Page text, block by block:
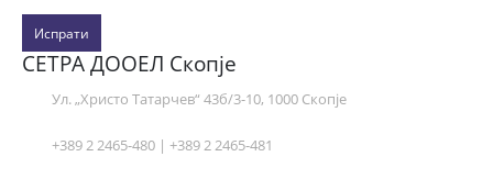
Испрати
СЕТРА ДООЕЛ Скопје
Ул. „Христо Татарчев“ 43б/3-10, 1000 Скопје
+389 2 2465-480 | +389 2 2465-481